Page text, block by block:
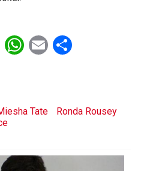
Twitter
WhatsApp
EmailShare
Tate
Ronda Rousey